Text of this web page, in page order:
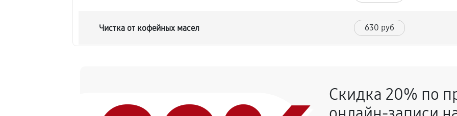
Чистка от кофейных масел 630 руб
720 руб
Скидка 20% по